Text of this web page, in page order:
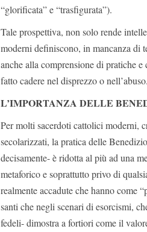
“glorificata” e “trasfigurata”).
Tale prospettiva, non solo rende
moderni definiscono, in mancanza di
anche alla comprensione di pratiche
fatto cadere nel disprezzo o nell’abuso.
L’IMPORTANZA DELLE
Per molti sacerdoti cattolici moderni,
secolarizzati, la pratica delle
decisamente- è ridotta al più ad una
metaforico e soprattutto privo di
realmente accadute che hanno come
santi che negli scenari di esorcismi,
fedeli- dimostra a fortiori come il